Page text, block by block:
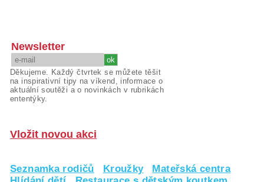
Newsletter
Děkujeme. Každý čtvrtek se můžete těšit
na inspirativní tipy na víkend, informace o
aktuální soutěži a o novinkách v rubrikách
ententýky.
Vložit novou akci
Seznamka rodičů Kroužky
Mateřská centra